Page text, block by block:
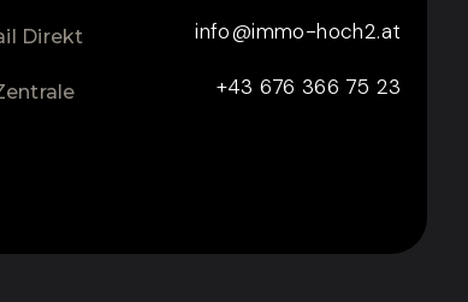
Direkt info@immo-hoch2.at
+43 676 366 75 23